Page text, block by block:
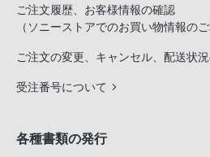
ご注文履歴、お客様情報の確認
（ソニーストアでのお買い物情報のご
ご注文の変更、キャンセル、配送状
受注番号について
各種書類の発行